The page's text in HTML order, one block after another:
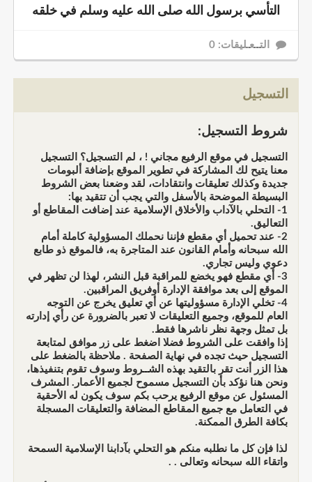
التأسي برسول الله صلى الله عليه وسلم في خلقه
التــعـليقات: 0
التسجيل
شروط التسجيل:
التسجيل في موقع الرفيع مجاني ! ، لم التسجيل؟ التسجيل
معنا يتيح لك المشاركة في تطوير الموقع بإضافة ألبومات
جديدة وكذلك تعليقات وانتقادات، لقد وضعنا بعض الشروط
البسيطة الموضحة بالأسفل والتي يجب أن تتقيد بها:
1- التحلي بالآداب والأخلاق الإسلامية عند إضافت المقاطع أو
التعاليق.
2- عند تحميل أي مقطع فإننا نحملك المسؤولية كاملة أمام
الله سبحانه وأمام القانون عند المتاجرة به، فالموقع ذو طابع
دعوي وليس تجاري.
3- أي مقطع فهو يخضع للمراقبة قبل النشر، لهذا لن تظهر في
الموقع إلى بعد موافقة الإدارة أوفريق المراقبين.
4- تخلي الإدارة مسؤوليتها عن أي تعليق يخرج عن التوجه
العام للموقع، وجميع التعليقات لا تعبر بالضرورة عن رأي إدارته
بل تمثل وجهة نظر ناشرها فقط.
إذا وافقت على الشروط فضلا اضغط على زر موافق لمتابعة
التسجيل حيث تجده في نهاية الصفحة . ملاحظة بالضغط على
هذا الزر أنت تقر بالتقيد بهذه الشــروط وسوف تقوم بتنفيذها،
ونحن هنا نؤكد بأن التسجيل مسموح لجميع الأعمار. المشرف
المسئول عن موقع الرفيع يرحب بكم سوف يكون له الأحقية
في التعامل مع جميع المقاطع المضافة والتعليقات المسجلة
بكافة الطرق الممكنة.
لذا فإن كل ما نطلبه منكم هو التحلي بآدابنا الإسلامية السمحة
واتقاء الله سبحانه وتعالى . .